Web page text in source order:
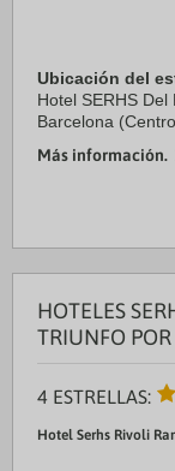
Ubicación del
Hotel SERHS
Barcelona
encuentra a 2,8
Más información.
HOTELES
TRIUNFO
4 ESTRELLAS:
Hotel Serhs Rivoli